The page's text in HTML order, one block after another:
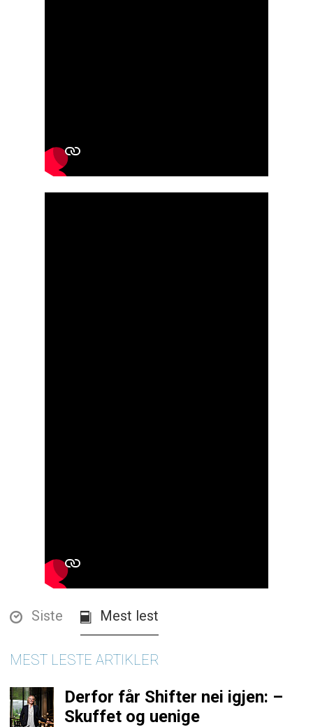
Siste Mest lest
MEST LESTE ARTIKLER
Derfor får Shifter nei igjen: –
Skuffet og uenige